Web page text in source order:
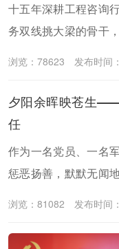
十五年深耕工程咨询
务双线挑大梁的骨干
浏览：78623 发布时间
夕阳余晖映苍生
任
作为一名党员、一名
惩恶扬善，默默无闻
浏览：81082 发布时间